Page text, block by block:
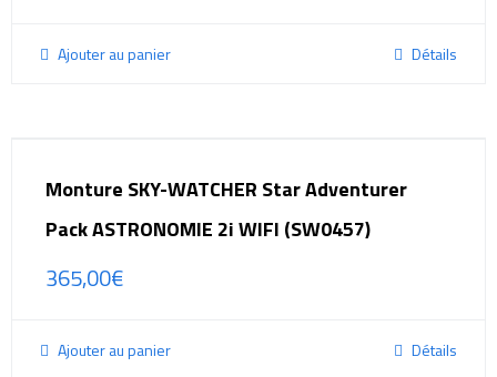
Ajouter au panier Détails
Monture SKY-WATCHER Star Adventurer
Pack ASTRONOMIE 2i WIFI (SW0457)
365,00€
Ajouter au panier Détails